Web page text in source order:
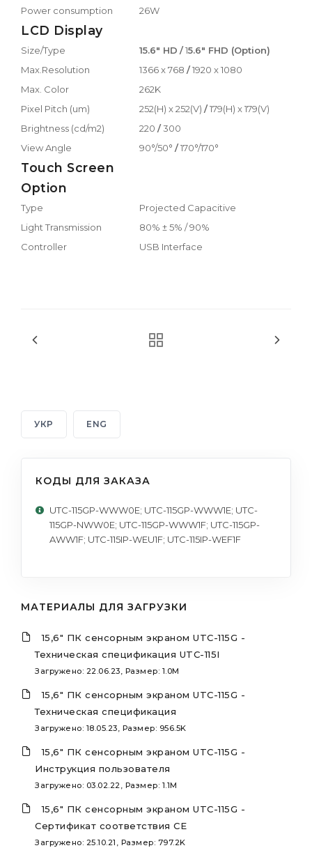
Power consumption 26W
LCD Display
Size/Type 15.6" HD /15.6" FHD (Option)
Max.Resolution
1366 x 768 /1920 x 1080
Max. Color
262K
Pixel Pitch (um)
252(H) x 252(V) /179(H) x 179(V)
Brightness (cd/m2)
220 /300
View Angle
90°/50° /170°/170°
Touch Screen
Option
Type
Projected Capacitive
Light Transmission
80% ± 5% / 90%
Controller
USB Interface
УКР ENG
КОДЫ ДЛЯ ЗАКАЗА
UTC-115GP-WWW0E; UTC-115GP-WWW1E; UTC-
115GP-NWW0E; UTC-115GP-WWW1F; UTC-115GP-
AWW1F; UTC-115IP-WEU1F; UTC-115IP-WEF1F
МАТЕРИАЛЫ ДЛЯ ЗАГРУЗКИ
15,6" ПК сенсорным экраном UTC-115G -
Техническая спецификация UTC-115I
Загружено: 22.06.23, Размер: 1.0M
15,6" ПК сенсорным экраном UTC-115G -
Техническая спецификация
Загружено: 18.05.23, Размер: 956.5K
15,6" ПК сенсорным экраном UTC-115G -
Инструкция пользователя
Загружено: 03.02.22, Размер: 1.1M
15,6" ПК сенсорным экраном UTC-115G -
Сертификат соответствия CE
Загружено: 25.10.21, Размер: 797.2K